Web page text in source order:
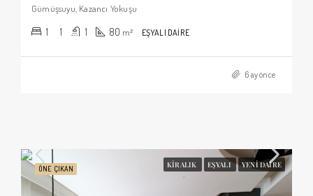
Gümüşsuyu, Kazancı Yokuşu
1 1 1 80 m² EŞYALI DAIRE
6 ay önce
ÖNE ÇIKAN KIRALIK EŞYALI YENI DAIRE